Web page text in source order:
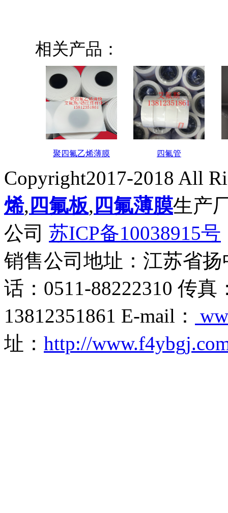
相关产品：
聚四氟乙烯薄膜 四氟管
Copyright2017-2018 All
烯, 四氟板, 四氟薄膜生产
公司 苏ICP备10038915号
销售公司地址：江苏省
话：0511-88222310 传真
13812351861 E-mail：
址： http://